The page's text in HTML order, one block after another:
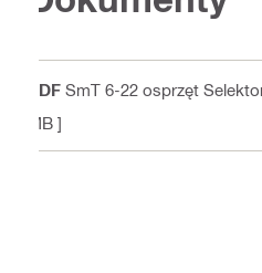
PDF SmT 6-22 osprzęt
MB ]